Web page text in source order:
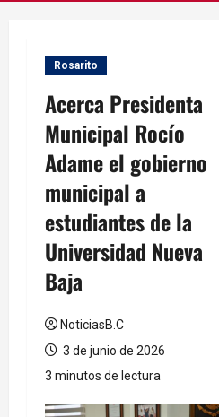
Rosarito
Acerca Presidenta
Municipal Rocío
Adame el gobierno
municipal a
estudiantes de la
Universidad Nueva
Baja
NoticiasB.C
3 de junio de 2026
3 minutos de lectura